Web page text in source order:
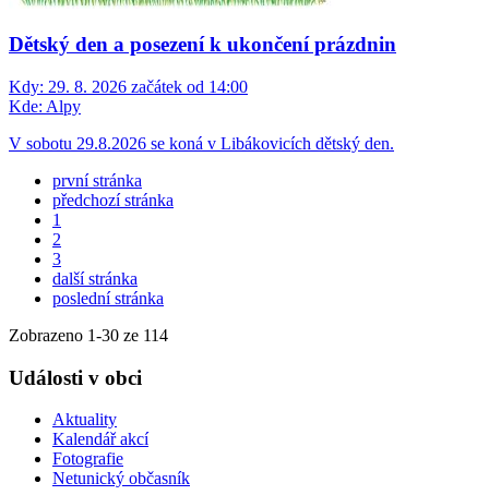
Dětský den a posezení k ukončení prázdnin
Kdy: 29. 8. 2026 začátek od 14:00
Kde: Alpy
V sobotu 29.8.2026 se koná v Libákovicích dětský den.
první stránka
předchozí stránka
1
2
3
další stránka
poslední stránka
Zobrazeno 1-30 ze 114
Události v obci
Aktuality
Kalendář akcí
Fotografie
Netunický občasník